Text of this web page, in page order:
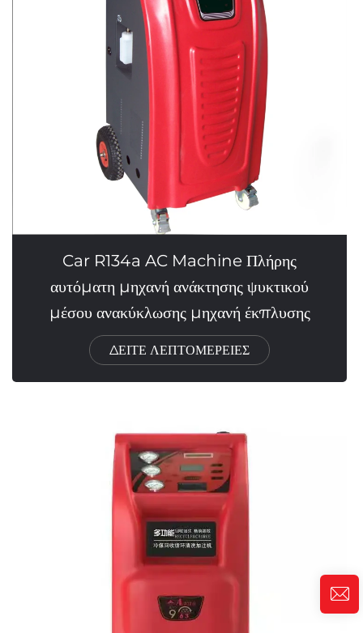
Car R134a AC Machine Πλήρης
αυτόματη μηχανή ανάκτησης ψυκτικού
μέσου ανακύκλωσης μηχανή έκπλυσης
ΔΕΙΤΕ ΛΕΠΤΟΜΕΡΕΙΕΣ